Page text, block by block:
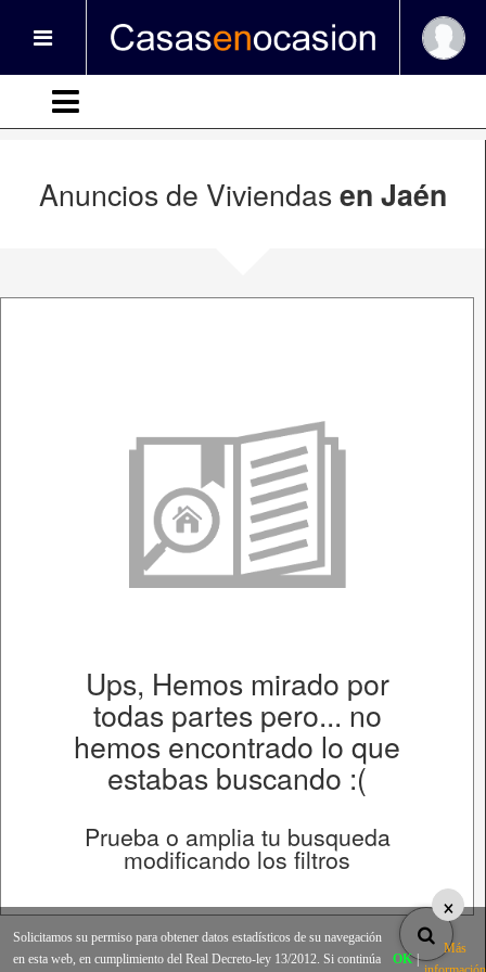
Anuncios de Viviendasen Jaén
Ups, Hemos mirado por
todas partes pero... no
hemos encontrado lo que
estabas buscando :(
Prueba o amplia tu busqueda
modificando los filtros
×
Solicitamos su permiso para obtener datos estadísticos de su navegación
en esta web, en cumplimiento del Real Decreto-ley 13/2012. Si continúa
OK |
Más